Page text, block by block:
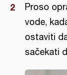
Proso
vode,
ostaviti
sačekati